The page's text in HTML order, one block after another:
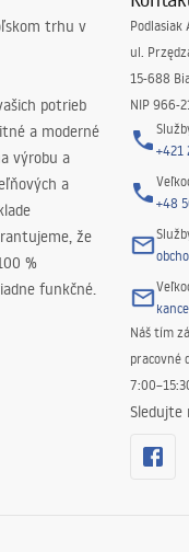
trhu v
potrieb
a moderné
výrobu a
a
že
%
funkčné.
Podlasiak
ul.
15-688
NIP 966-
+421
+48
Náš tím
pracovné
Sledujte